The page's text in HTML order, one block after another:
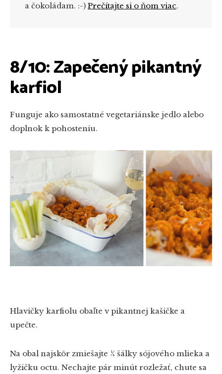
a čokoládam. :-) Prečítajte si o ňom viac.
8/10: Zapečený pikantný
karfiol
Funguje ako samostatné vegetariánske jedlo alebo
doplnok k pohosteniu.
Hlavičky karfiolu obaľte v pikantnej kašičke a
upečte.
Na obal najskôr zmiešajte ¼ šálky sójového mlieka a
lyžičku octu. Nechajte pár minút rozležať, chute sa